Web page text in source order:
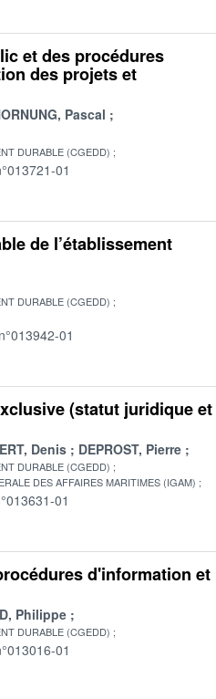
et des procédures
des projets et
Pascal
DURABLE (CGEDD)
01
de l’établissement
DURABLE (CGEDD)
01
(statut juridique et
Denis DEPROST, Pierre
DURABLE (CGEDD)
DES AFFAIRES MARITIMES (IGAM)
01
d'information et
Philippe
DURABLE (CGEDD)
01